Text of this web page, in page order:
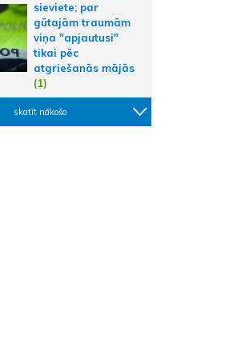
sieviete; par
gūtajām traumām
viņa "apjautusi"
tikai pēc
atgriešanās mājās
(1)
skatīt nākošo